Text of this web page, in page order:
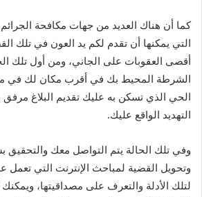
كما أن هناك العديد من جهات مكافحة الجرائم
التي يمكنها أن تقدم لكم يد العون في تلك
أقصى العقوبات على الجاني، ومن أول تلك
الشرطة المحيط بك في أقرب مكان لك في
الحي الذي تسكن به عليك تقديم البلاغ مرفق
التهديد الواقع عليك.
وفي تلك الحالة يتم التواصل معك والتحقيق
وتحويل القضية لمباحث الإنترنت التي
لتلك الأدلة والتعرف على مصداقيتها،